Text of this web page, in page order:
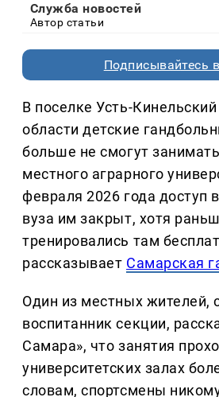
Служба новостей
Автор статьи
Подписывайтесь
В поселке Усть-
области детские
больше не смогут
местного аграрного
февраля 2026 года доступ
вуза им закрыт, хотя
тренировались там
рассказывает Самарская
Один из местных жителей,
воспитанник секции,
Самара», что занятия
университетских залах
словам, спортсмены